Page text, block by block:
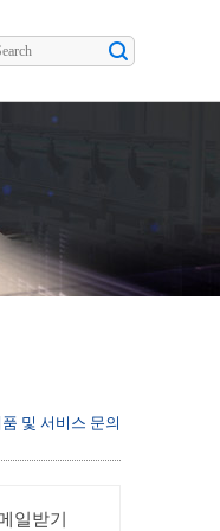
및 서비스 문의
일받기